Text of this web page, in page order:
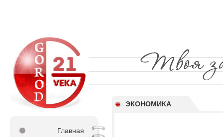
ЭКОНОМИКА
⚫
Главная